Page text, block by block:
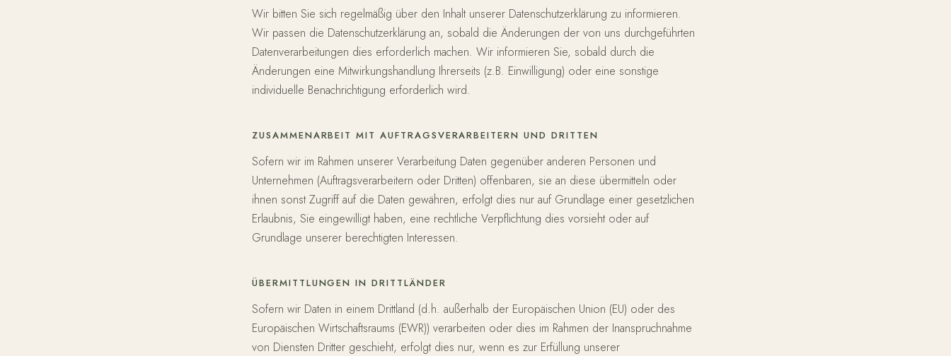
Wir bitten Sie sich regelmäßig über den Inhalt unserer Datenschutzerklärung zu informieren.
Wir passen die Datenschutzerklärung an, sobald die Änderungen der von uns durchgeführten
Datenverarbeitungen dies erforderlich machen. Wir informieren Sie, sobald durch die
Änderungen eine Mitwirkungshandlung Ihrerseits (z.B. Einwilligung) oder eine sonstige
individuelle Benachrichtigung erforderlich wird.
ZUSAMMENARBEIT MIT AUFTRAGSVERARBEITERN UND DRITTEN
Sofern wir im Rahmen unserer Verarbeitung Daten gegenüber anderen Personen und
Unternehmen (Auftragsverarbeitern oder Dritten) offenbaren, sie an diese übermitteln oder
ihnen sonst Zugriff auf die Daten gewähren, erfolgt dies nur auf Grundlage einer gesetzlichen
Erlaubnis, Sie eingewilligt haben, eine rechtliche Verpflichtung dies vorsieht oder auf
Grundlage unserer berechtigten Interessen.
ÜBERMITTLUNGEN IN DRITTLÄNDER
Sofern wir Daten in einem Drittland (d.h. außerhalb der Europäischen Union (EU) oder des
Europäischen Wirtschaftsraums (EWR)) verarbeiten oder dies im Rahmen der Inanspruchnahme
von Diensten Dritter geschieht, erfolgt dies nur, wenn es zur Erfüllung unserer